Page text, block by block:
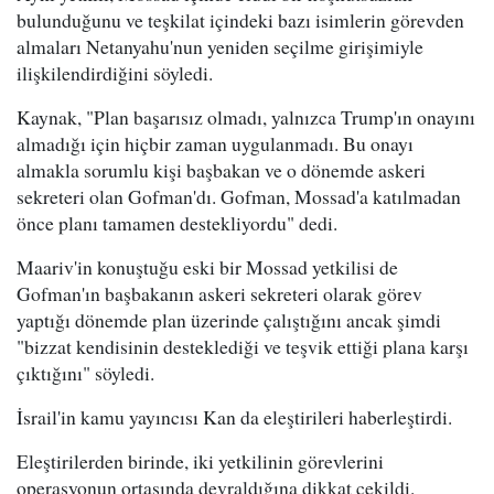
bulunduğunu ve teşkilat içindeki bazı isimlerin görevden
almaları Netanyahu'nun yeniden seçilme girişimiyle
ilişkilendirdiğini söyledi.
Kaynak, "Plan başarısız olmadı, yalnızca Trump'ın onayını
almadığı için hiçbir zaman uygulanmadı. Bu onayı
almakla sorumlu kişi başbakan ve o dönemde askeri
sekreteri olan Gofman'dı. Gofman, Mossad'a katılmadan
önce planı tamamen destekliyordu" dedi.
Maariv'in konuştuğu eski bir Mossad yetkilisi de
Gofman'ın başbakanın askeri sekreteri olarak görev
yaptığı dönemde plan üzerinde çalıştığını ancak şimdi
"bizzat kendisinin desteklediği ve teşvik ettiği plana karşı
çıktığını" söyledi.
İsrail'in kamu yayıncısı Kan da eleştirileri haberleştirdi.
Eleştirilerden birinde, iki yetkilinin görevlerini
operasyonun ortasında devraldığına dikkat çekildi.